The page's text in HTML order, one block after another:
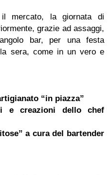
mercato, la giornata di
grazie ad assaggi,
bar, per una festa
sera, come in un vero e
“in piazza”
e creazioni dello chef
a cura del bartender